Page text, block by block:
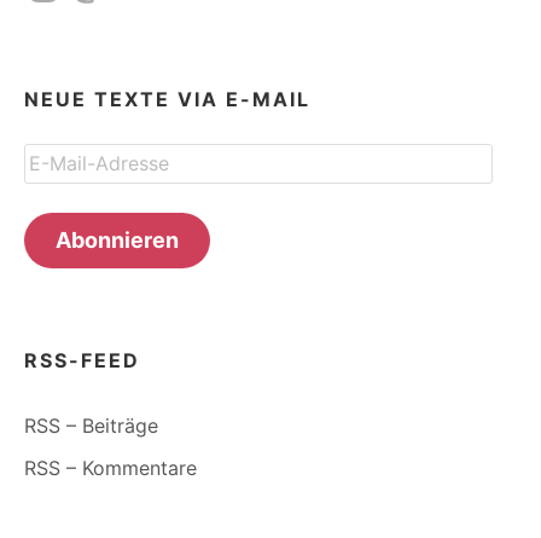
NEUE TEXTE VIA E-MAIL
E-
Mail-
Adresse
Abonnieren
RSS-FEED
RSS – Beiträge
RSS – Kommentare